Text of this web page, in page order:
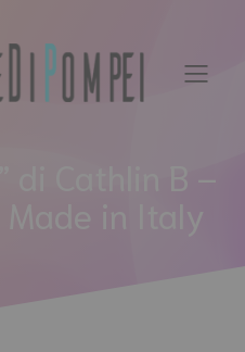
di Cathlin B –
Made in Italy